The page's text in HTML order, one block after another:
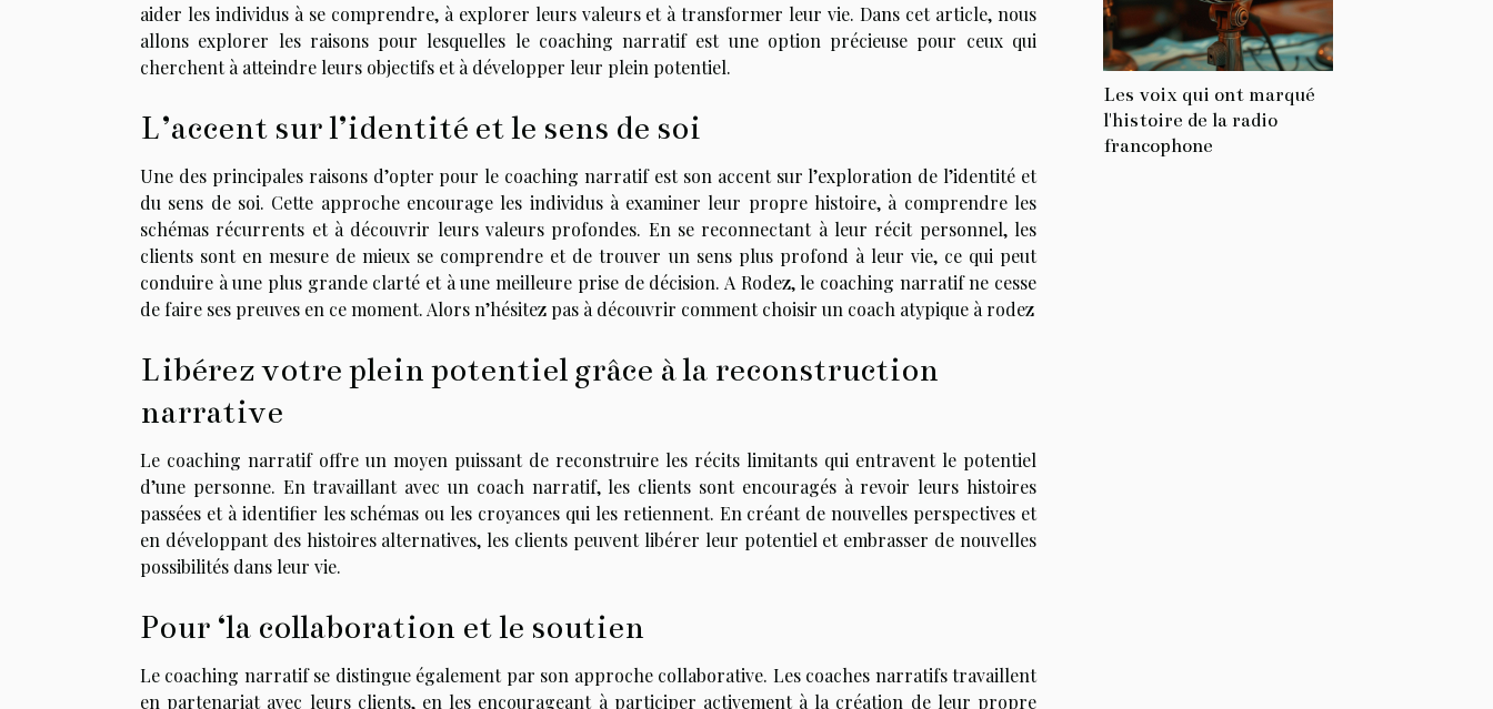
aider les individus à se comprendre, à explorer leurs valeurs et à transformer leur vie. Dans cet article, nous
allons explorer les raisons pour lesquelles le coaching narratif est une option précieuse pour ceux qui
cherchent à atteindre leurs objectifs et à développer leur plein potentiel.
L’accent sur l’identité et le sens de soi
Une des principales raisons d’opter pour le coaching narratif est son accent sur l’exploration de l’identité et
du sens de soi. Cette approche encourage les individus à examiner leur propre histoire, à comprendre les
schémas récurrents et à découvrir leurs valeurs profondes. En se reconnectant à leur récit personnel, les
clients sont en mesure de mieux se comprendre et de trouver un sens plus profond à leur vie, ce qui peut
conduire à une plus grande clarté et à une meilleure prise de décision. A Rodez, le coaching narratif ne cesse
de faire ses preuves en ce moment. Alors n’hésitez pas à découvrir comment choisir un coach atypique à rodez
Libérez votre plein potentiel grâce à la reconstruction
narrative
Le coaching narratif offre un moyen puissant de reconstruire les récits limitants qui entravent le potentiel
d’une personne. En travaillant avec un coach narratif, les clients sont encouragés à revoir leurs histoires
passées et à identifier les schémas ou les croyances qui les retiennent. En créant de nouvelles perspectives et
en développant des histoires alternatives, les clients peuvent libérer leur potentiel et embrasser de nouvelles
possibilités dans leur vie.
Pour ‘la collaboration et le soutien
Le coaching narratif se distingue également par son approche collaborative. Les coaches narratifs travaillent
en partenariat avec leurs clients, en les encourageant à participer activement à la création de leur propre
Les voix qui ont marqué
l'histoire de la radio
francophone